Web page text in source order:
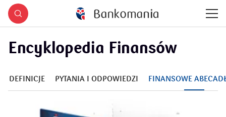
Encyklopedia Finansów
DEFINICJE PYTANIA I ODPOWIEDZI FINANSOWE